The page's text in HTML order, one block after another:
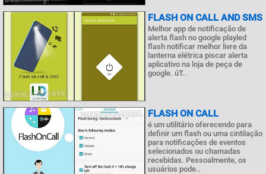
FLASH ON CALL AND SMS
Melhor app de notificação de
alerta flash no google playled
flash notificar melhor livre da
lanterna elétrica piscar alerta
aplicativo na loja de peça de
google. úT..
FLASH ON CALL
é um utilitário oferecendo para
definir um flash ou uma cintilação
para notificações de eventos
selecionados ou chamadas
recebidas. Pessoalmente, os
usuários pode..